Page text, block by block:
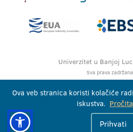
Univerzitet u Banjoj
Sva prava zadržana
Ova veb stranica koristi kolačiće
iskustva.
Prihvati